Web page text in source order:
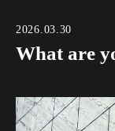
2026.03.30
What are